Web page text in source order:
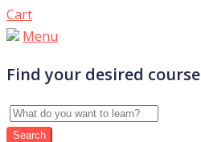
Cart
Menu
Find your desired course